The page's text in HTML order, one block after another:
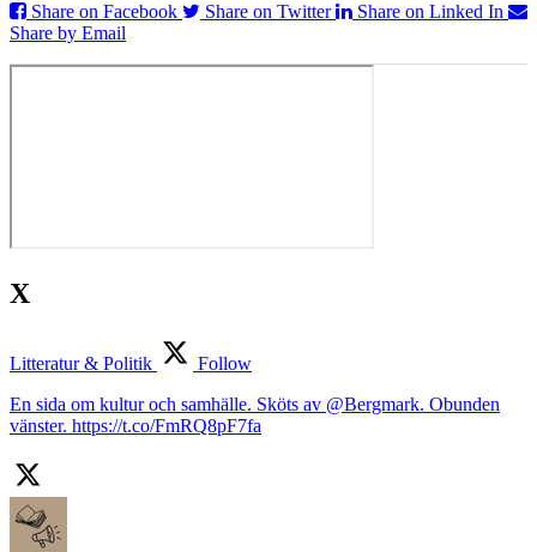
Share on Facebook
Share on Twitter
Share on Linked In
Share by Email
X
Litteratur & Politik
Follow
En sida om kultur och samhälle. Sköts av @Bergmark. Obunden
vänster. https://t.co/FmRQ8pF7fa